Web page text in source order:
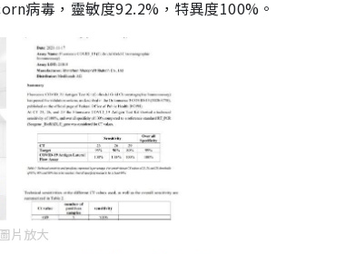
病毒，靈敏度92.2%，特異度100%。
片放大